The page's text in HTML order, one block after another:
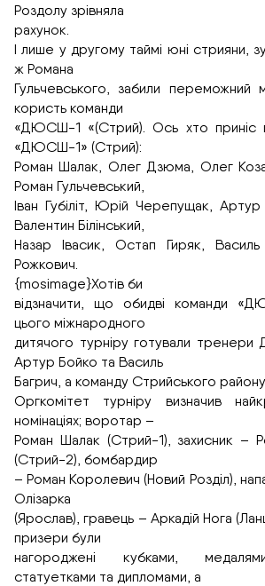
Роздолу зрівняла
рахунок.
І лише у другому таймі юні стрияни,
ж Романа
Гульчевського, забили переможний
користь команди
«ДЮСШ-1 «(Стрий). Ось хто приніс
«ДЮСШ-1» (Стрий):
Роман Шалак, Олег Дзюма, Олег
Роман Гульчевський,
Іван Губіліт, Юрій Черепущак,
Валентин Білінський,
Назар Івасик, Остап Гиряк,
Рожкович.
{mosimage}Хотів би
відзначити, що обидві команди
цього міжнародного
дитячого турніру готували
Артур Бойко та Василь
Багрич, а команду Стрийського
Оргкомітет турніру визначив
номінаціях; воротар –
Роман Шалак (Стрий-1), захисник –
(Стрий-2), бомбардир
– Роман Королевич (Новий Розділ),
Олізарка
(Ярослав), гравець – Аркадій Нога
призери були
нагороджені кубками,
статуетками та дипломами, а